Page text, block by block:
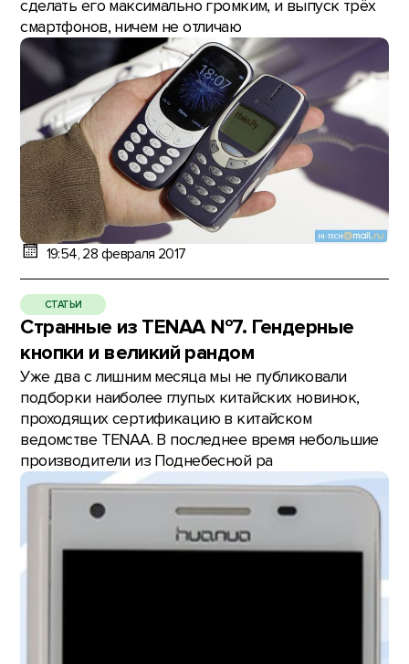
сделать его максимально громким, и выпуск трёх
смартфонов, ничем не отличаю
19:54, 28 февраля 2017
СТАТЬИ
Странные из TENAA №7. Гендерные
кнопки и великий рандом
Уже два с лишним месяца мы не публиковали
подборки наиболее глупых китайских новинок,
проходящих сертификацию в китайском
ведомстве TENAA. В последнее время небольшие
производители из Поднебесной ра